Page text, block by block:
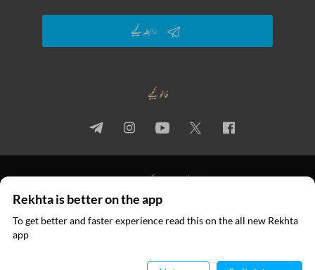
رابطہ کیجیے
فالو کیجیے
© 2026 Rekhta™ Foundation. All rights reserved.
Rekhta is better on the app
To get better and faster experience read this on the all new Rekhta
app